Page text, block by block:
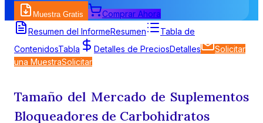
Muestra Gratis
Comprar Ahora
Resumen del InformeResumen
Tabla de
ContenidosTabla Detalles de PreciosDetalles
Solicitar
una MuestraSolicitar
Tamaño del Mercado de Suplementos
Bloqueadores de Carbohidratos